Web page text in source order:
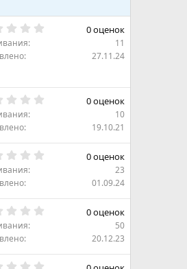
ё
0 оценок
11
27.11.24
в
0 оценок
10
19.10.21
в
0 оценок
23
01.09.24
в
0 оценок
50
20.12.23